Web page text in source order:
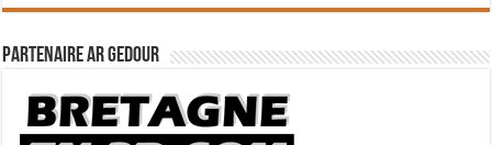
Partenaire Ar Gedour